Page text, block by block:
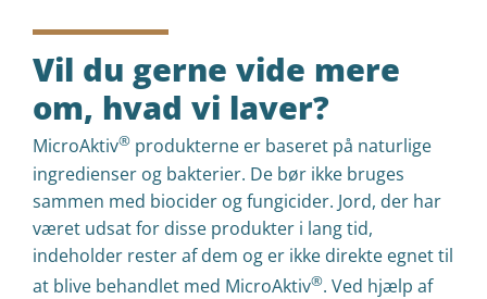
Vil du gerne vide mere
om, hvad vi laver?
MicroAktiv®produkterne er baseret på naturlige
ingredienser og bakterier. De bør ikke bruges
sammen med biocider og fungicider. Jord, der har
været udsat for disse produkter i lang tid,
indeholder rester af dem og er ikke direkte egnet til
at blive behandlet med MicroAktiv®. Ved hjælp af